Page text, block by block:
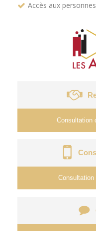
Accès aux
Consultation
Consultation